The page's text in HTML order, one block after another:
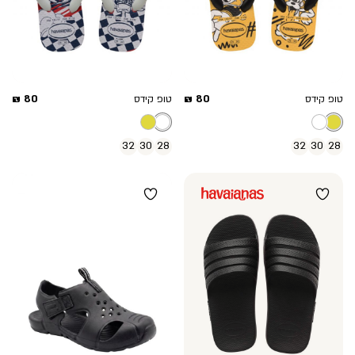
טופ קידס
מחיר
80 ₪
28
30
32
טופ קידס
מחיר
80 ₪
28
30
32